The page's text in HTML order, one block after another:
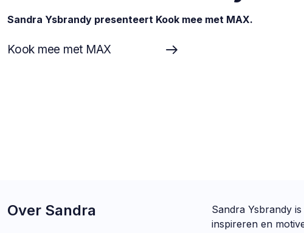
Sandra Ysbrandy presenteert Kook mee met MAX.
Kook mee met MAX
Over Sandra
Sandra Ysbrandy
inspireren en